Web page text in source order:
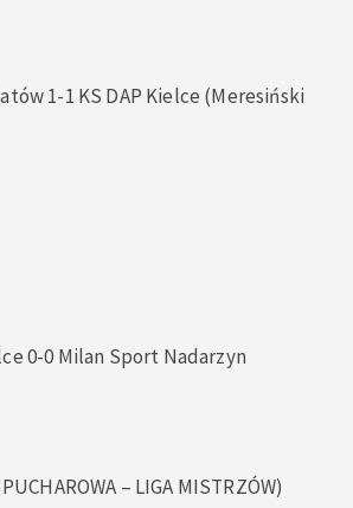
1-1 KS DAP Kielce (Meresiński
0-0 Milan Sport Nadarzyn
– LIGA MISTRZÓW)